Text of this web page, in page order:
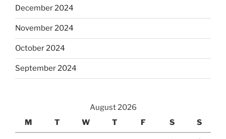
December 2024
November 2024
October 2024
September 2024
August 2026
M
T W T F S S